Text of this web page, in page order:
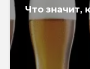
Что значит,